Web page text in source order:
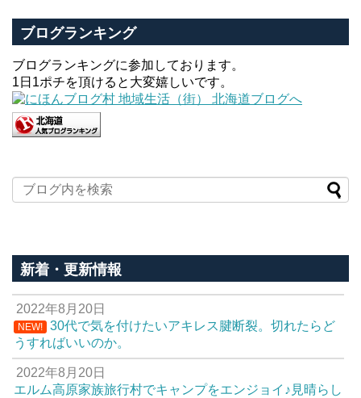
ブログランキング
ブログランキングに参加しております。
1日1ポチを頂けると大変嬉しいです。
新着・更新情報
2022年8月20日
NEW!
30代で気を付けたいアキレス腱断裂。切れたらど
うすればいいのか。
2022年8月20日
エルム高原家族旅行村でキャンプをエンジョイ♪見晴らし